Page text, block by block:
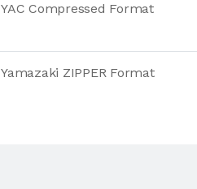
YAC Compressed Format
Yamazaki ZIPPER Format